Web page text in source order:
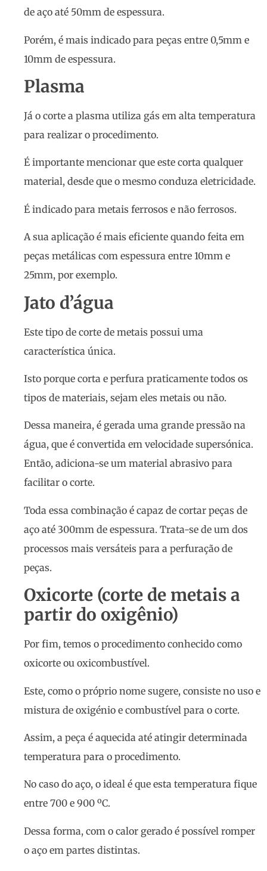
de aço até 50mm de espessura.
Porém, é mais indicado para peças entre 0,5mm e
10mm de espessura.
Plasma
Já o corte a plasma utiliza gás em alta temperatura
para realizar o procedimento.
É importante mencionar que este corta qualquer
material, desde que o mesmo conduza eletricidade.
É indicado para metais ferrosos e não ferrosos.
A sua aplicação é mais eficiente quando feita em
peças metálicas com espessura entre 10mm e
25mm, por exemplo.
Jato d’água
Este tipo de corte de metais possui uma
característica única.
Isto porque corta e perfura praticamente todos os
tipos de materiais, sejam eles metais ou não.
Dessa maneira, é gerada uma grande pressão na
água, que é convertida em velocidade supersónica.
Então, adiciona-se um material abrasivo para
facilitar o corte.
Toda essa combinação é capaz de cortar peças de
aço até 300mm de espessura. Trata-se de um dos
processos mais versáteis para a perfuração de
peças.
Oxicorte (corte de metais a
partir do oxigênio)
Por fim, temos o procedimento conhecido como
oxicorte ou oxicombustível.
Este, como o próprio nome sugere, consiste no uso e
mistura de oxigénio e combustível para o corte.
Assim, a peça é aquecida até atingir determinada
temperatura para o procedimento.
No caso do aço, o ideal é que esta temperatura fique
entre 700 e 900 ºC.
Dessa forma, com o calor gerado é possível romper
o aço em partes distintas.